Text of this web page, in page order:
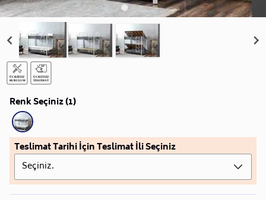
Renk Seçiniz (1)
Teslimat Tarihi İçin Teslimat İli Seçiniz
Seçiniz.